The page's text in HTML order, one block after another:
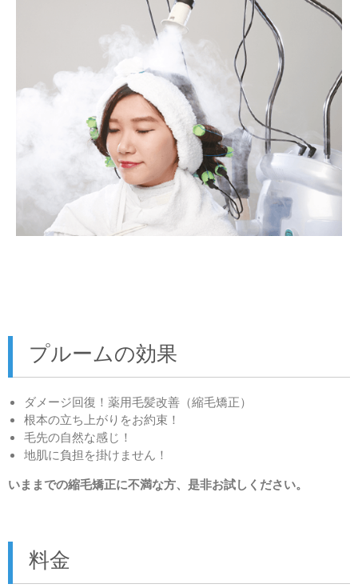
プルームの効果
ダメージ回復！薬用毛髪改善（縮毛矯正）
根本の立ち上がりをお約束！
毛先の自然な感じ！
地肌に負担を掛けません！
いままでの縮毛矯正に不満な方、是非お試しください。
料金